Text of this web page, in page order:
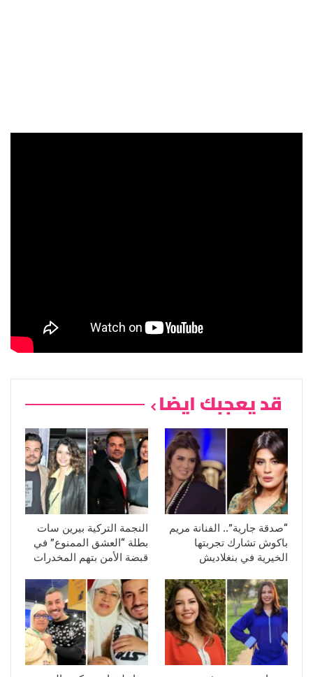
قد يعجبك ايضا
“صدقة جارية”.. الفنانة مريم
باكوش تشارك تجربتها
الخيرية في بنغلاديش
النجمة التركية بيرين سات
بطلة “العشق الممنوع” في
قبضة الأمن بتهم المخدرات